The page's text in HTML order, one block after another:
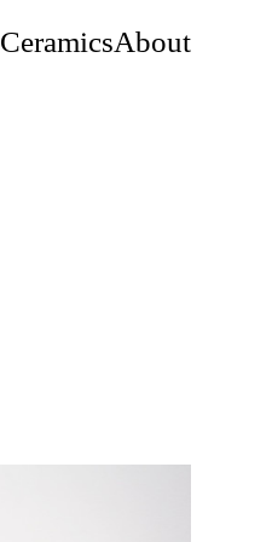
CeramicsAbout